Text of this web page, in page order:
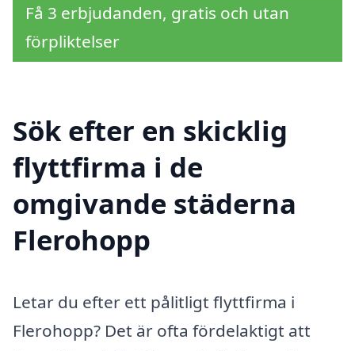
Få 3 erbjudanden, gratis och utan
förpliktelser
Sök efter en skicklig
flyttfirma i de
omgivande städerna
Flerohopp
Letar du efter ett pålitligt flyttfirma i
Flerohopp? Det är ofta fördelaktigt att